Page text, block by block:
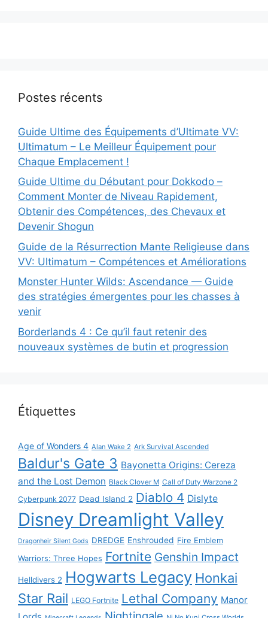
Postes récents
Guide Ultime des Équipements d’Ultimate VV:
Ultimatum – Le Meilleur Équipement pour
Chaque Emplacement !
Guide Ultime du Débutant pour Dokkodo –
Comment Monter de Niveau Rapidement,
Obtenir des Compétences, des Chevaux et
Devenir Shogun
Guide de la Résurrection Mante Religieuse dans
VV: Ultimatum – Compétences et Améliorations
Monster Hunter Wilds: Ascendance — Guide
des stratégies émergentes pour les chasses à
venir
Borderlands 4 : Ce qu’il faut retenir des
nouveaux systèmes de butin et progression
Étiquettes
Age of Wonders 4 Alan Wake 2 Ark Survival Ascended
Baldur's Gate 3 Bayonetta Origins: Cereza
and the Lost Demon Black Clover M Call of Duty Warzone 2
Cyberpunk 2077 Dead Island 2 Diablo 4 Dislyte
Disney Dreamlight Valley
Dragonheir Silent Gods DREDGE Enshrouded Fire Emblem
Warriors: Three Hopes Fortnite Genshin Impact
Helldivers 2 Hogwarts Legacy Honkai
Star Rail LEGO Fortnite Lethal Company Manor